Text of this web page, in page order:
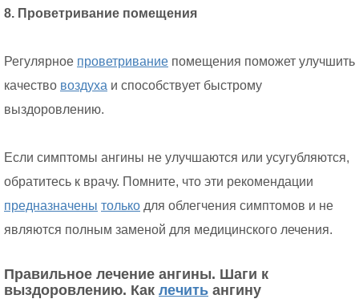
8. Проветривание помещения
Регулярное проветривание помещения поможет улучшить
качество воздуха и способствует быстрому
выздоровлению.
Если симптомы ангины не улучшаются или усугубляются,
обратитесь к врачу. Помните, что эти рекомендации
предназначены только для облегчения симптомов и не
являются полным заменой для медицинского лечения.
Правильное лечение ангины. Шаги к
выздоровлению. Как лечить ангину